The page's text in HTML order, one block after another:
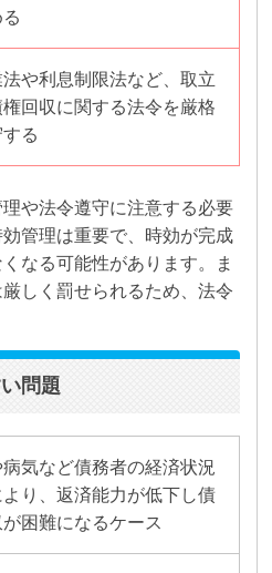
や利息制限法など、取立
権回収に関する法令を厳格
る
や法令遵守に注意する必要
管理は重要で、時効が完成
なる可能性があります。ま
しく罰せられるため、法令
問題
気など債務者の経済状況
より、返済能力が低下し債
困難になるケース